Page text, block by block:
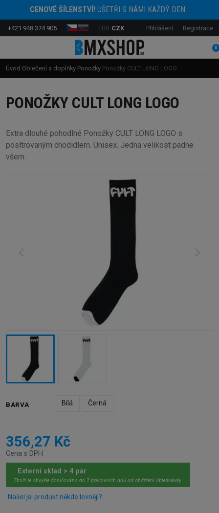
CENOVÉ ŠÍLENSTVÍ!UŠETŘI S NÁMI KAŽDÝ DEN...
+421 948 374 905 EUR CZK Přihlášení Registrace
0
Úvod Oblečení a doplňky Ponožky Ponožky CULT LONG LOGO
PONOŽKY CULT LONG LOGO
Extra dlouhé pohodlné Ponožky CULT LONG LOGO s
posltrovaným chodidlem. Unisex. Jedna velikost padne
všem.
BARVA Bílá Černá
356,27 Kč
Cena s DPH
Externí sklad > 4 pár
Zboží je obvykle doručováno do 7 pracovních dnů od obdržení objednávky.
Našel jsi produkt někde levněji?